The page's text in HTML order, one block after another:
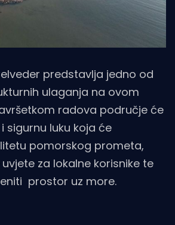
predstavlja jedno od
ulaganja na ovom
radova područje će
sigurnu luku koja će
pomorskog prometa,
za lokalne korisnike te
prostor uz more.